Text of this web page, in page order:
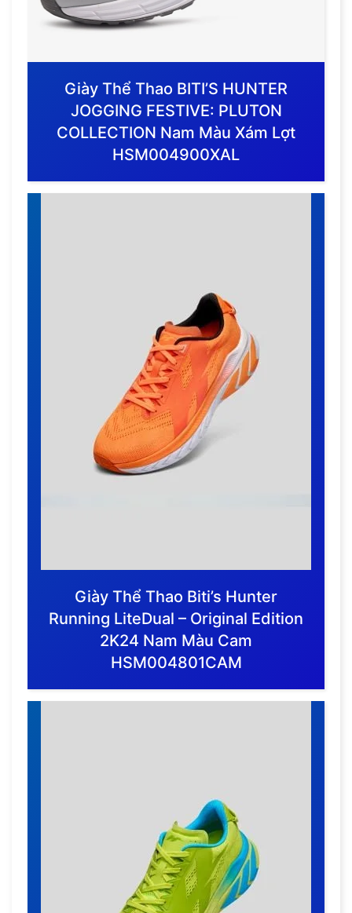
Giày Thể Thao BITI’S HUNTER
JOGGING FESTIVE: PLUTON
COLLECTION Nam Màu Xám Lợt
HSM004900XAL
Giày Thể Thao Biti’s Hunter
Running LiteDual – Original Edition
2K24 Nam Màu Cam
HSM004801CAM